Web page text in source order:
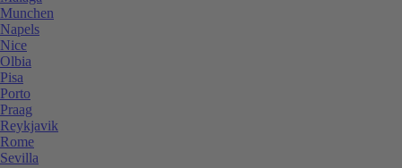
Munchen
Napels
Nice
Olbia
Pisa
Porto
Praag
Reykjavik
Rome
Sevilla